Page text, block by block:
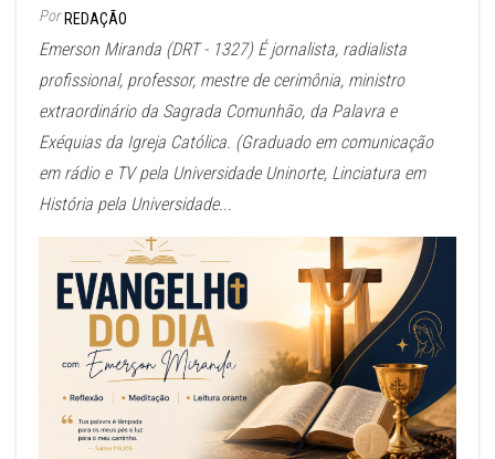
Por REDAÇÃO
Emerson Miranda (DRT - 1327) É jornalista, radialista
profissional, professor, mestre de cerimônia, ministro
extraordinário da Sagrada Comunhão, da Palavra e
Exéquias da Igreja Católica. (Graduado em comunicação
em rádio e TV pela Universidade Uninorte, Linciatura em
História pela Universidade...